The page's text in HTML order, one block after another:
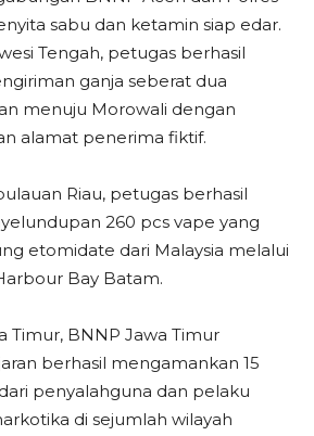
sabu dan ketamin siap edar.
Tengah, petugas berhasil
ganja seberat dua
menuju Morowali dengan
alamat penerima fiktif.
Riau, petugas berhasil
260 pcs vape yang
etomidate dari Malaysia melalui
Bay Batam.
Timur, BNNP Jawa Timur
berhasil mengamankan 15
penyalahguna dan pelaku
di sejumlah wilayah